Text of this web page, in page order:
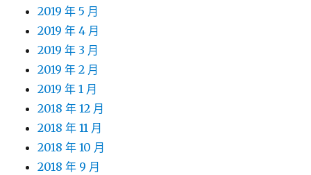
2019 年 5 月
2019 年 4 月
2019 年 3 月
2019 年 2 月
2019 年 1 月
2018 年 12 月
2018 年 11 月
2018 年 10 月
2018 年 9 月